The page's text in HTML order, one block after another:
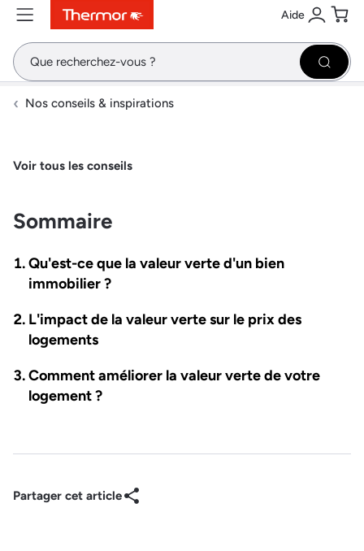
ContenuMenuRecherche Aide
Se
Nos conseils & inspirations
Voir tous les conseils
Sommaire
Qu'est-ce que la valeur verte d'un bien
immobilier ?
L'impact de la valeur verte sur le prix des
logements
Comment améliorer la valeur verte de votre
logement ?
Partager cet article